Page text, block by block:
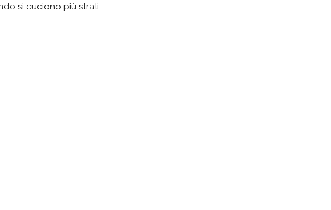
si cuciono più strati